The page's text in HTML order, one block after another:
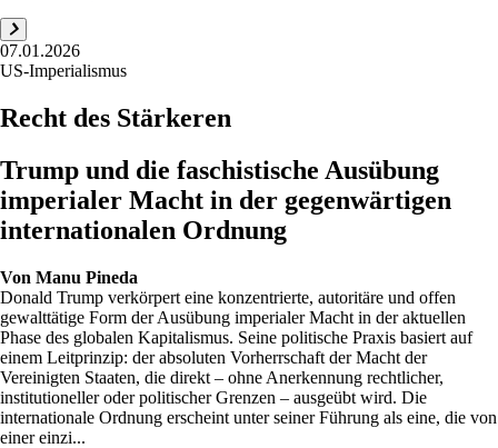
07.01.2026
US-Imperialismus
Recht des Stärkeren
Trump und die faschistische Ausübung
imperialer Macht in der gegenwärtigen
internationalen Ordnung
Von Manu Pineda
Donald Trump verkörpert eine konzentrierte, autoritäre und offen
gewalttätige Form der Ausübung imperialer Macht in der aktuellen
Phase des globalen Kapitalismus. Seine politische Praxis basiert auf
einem Leitprinzip: der absoluten Vorherrschaft der Macht der
Vereinigten Staaten, die direkt – ohne Anerkennung rechtlicher,
institutioneller oder politischer Grenzen – ausgeübt wird. Die
internationale Ordnung erscheint unter seiner Führung als eine, die von
einer einzi...